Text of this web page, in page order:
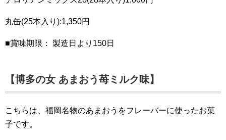
丸缶(25本入り):1,350円
■賞味期限： 製造日より150日
【博多の女 あまおう苺ミルク味】
こちらは、福岡名物のあまおうをフレーバーに使ったお菓
子です。